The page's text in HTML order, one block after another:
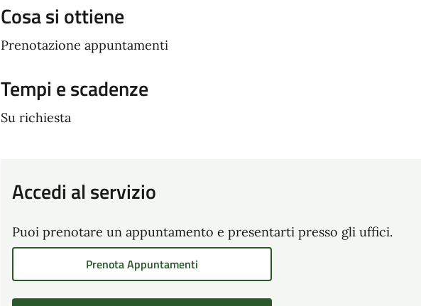
Cosa si ottiene
Prenotazione appuntamenti
Tempi e scadenze
Su richiesta
Accedi al servizio
Puoi prenotare un appuntamento e presentarti presso gli uffici.
Prenota Appuntamenti